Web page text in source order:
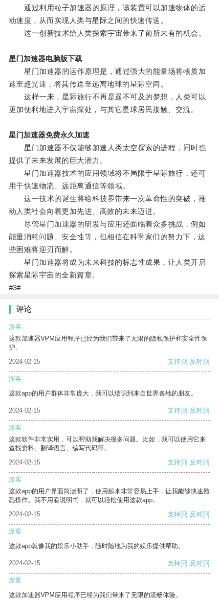
通过利用粒子加速器的原理，该装置可以加速物体的运
动速度，从而实现人类与星际之间的快速传送。
这一创新技术给人类探索宇宙带来了前所未有的机会。
星门加速器电脑版下载
星门加速器的运作原理是，通过强大的能量场将物质加
速至超光速，将其传送至远离地球的星际空间。
这样一来，星际旅行不再是遥不可及的梦想，人类可以
更加便利地进入宇宙深处，与其它星球居民接触、交流。
星门加速器免费永久加速
星门加速器不仅能够加速人类太空探索的进程，同时也
提供了未来发展的巨大潜力。
星门加速器技术的应用领域将不局限于星际旅行，还可
用于快速物流、远距离通信等领域。
这一技术的诞生将给科技界带来一次革命性的突破，推
动人类社会向着更加先进、高效的未来迈进。
尽管星门加速器的研发与应用还面临着众多挑战，例如
能量消耗问题、安全性等，但相信在科学家们的努力下，这
些困难将迎刃而解。
星门加速器将成为未来科技的标志性成果，让人类开启
探索星际宇宙的全新篇章。
#3#
评论
游客
这款加速器VPM应用程序已经为我们带来了无限的隐私保护和安全性保
护。
2024-02-15
支持[0] 反对[0]
游客
这款app的用户群体非常庞大，我可以结识到来自世界各地的朋友。
2024-02-15 支持[0] 反对[0]
游客
这款软件非常实用，可以帮助我解决很多问题。比如，我可以使用它来
查找资料、翻译语言、编写代码等。
2024-02-15
支持[0] 反对[0]
游客
这款app的用户界面简洁明了，使用起来非常容易上手，让我能够快速熟
悉操作。我不用看说明书，就可以轻松使用这款app。
2024-02-15
支持[0] 反对[0]
游客
这款app就像我的娱乐小助手，随时随地为我的娱乐提供帮助。
2024-02-15 支持[0] 反对[0]
游客
这款加速器VPM应用程序已经为我们带来了无限的流畅体验。